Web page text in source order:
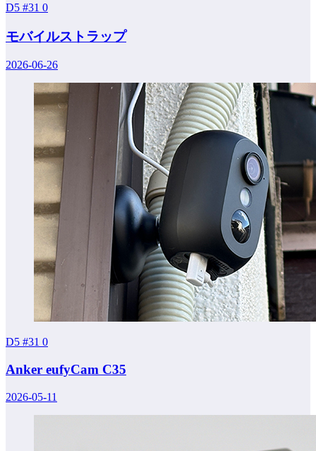
D5 #31 0
モバイルストラップ
2026-06-26
D5 #31 0
Anker eufyCam C35
2026-05-11